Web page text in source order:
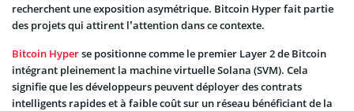
recherchent une exposition asymétrique. Bitcoin Hyper fait partie
des projets qui attirent l’attention dans ce contexte.
Bitcoin Hyperse positionne comme le premier Layer 2 de Bitcoin
intégrant pleinement la machine virtuelle Solana (SVM). Cela
signifie que les développeurs peuvent déployer des contrats
intelligents rapides et à faible coût sur un réseau bénéficiant de la